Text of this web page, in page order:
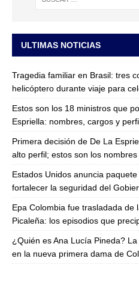
ULTIMAS NOTICIAS
Tragedia familiar en Brasil: tres
helicóptero durante viaje para
Estos son los 18 ministros que
Espriella: nombres, cargos y
Primera decisión de De La
alto perfil; estos son los
Estados Unidos anuncia
fortalecer la seguridad del
Epa Colombia fue trasladada de
Picaleña: los episodios que
¿Quién es Ana Lucía Pineda?
en la nueva primera dama de